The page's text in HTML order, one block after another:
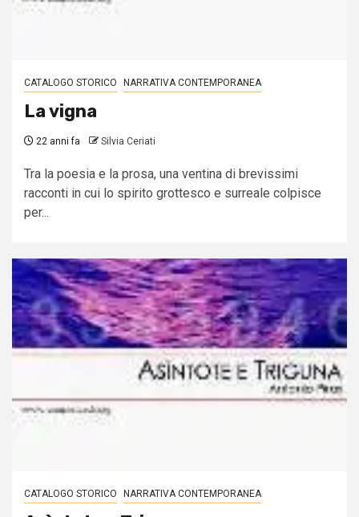
CATALOGO STORICO NARRATIVA CONTEMPORANEA
La vigna
22 anni fa Silvia Ceriati
Tra la poesia e la prosa, una ventina di brevissimi
racconti in cui lo spirito grottesco e surreale colpisce
per...
CATALOGO STORICO NARRATIVA CONTEMPORANEA